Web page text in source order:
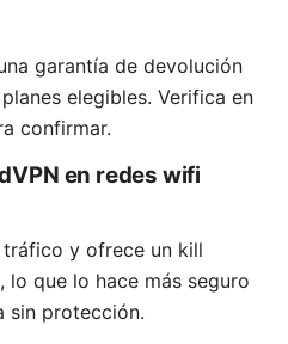
garantía de devolución
elegibles. Verifica en
confirmar.
en redes wifi
y ofrece un kill
que lo hace más seguro
sin protección.